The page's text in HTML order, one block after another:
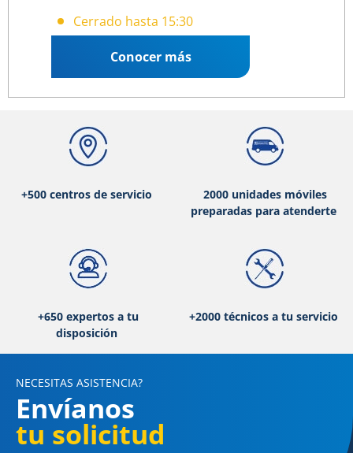
Lunes- Viernes: 09:00 13:00
Cerrado hasta 15:30
Conocer más
+500 centros de servicio
2000 unidades móviles
preparadas para atenderte
+650 expertos a tu
disposición
+2000 técnicos a tu servicio
NECESITAS ASISTENCIA?
Envíanos
tu solicitud